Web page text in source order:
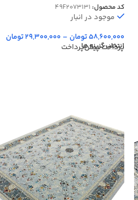
کد محصول: 49F2073131
موجود در انبار
58,600,000تومان –
29,300,000تومان
انتخاب گزینه ها
پرداخت پیش‌پرداخت